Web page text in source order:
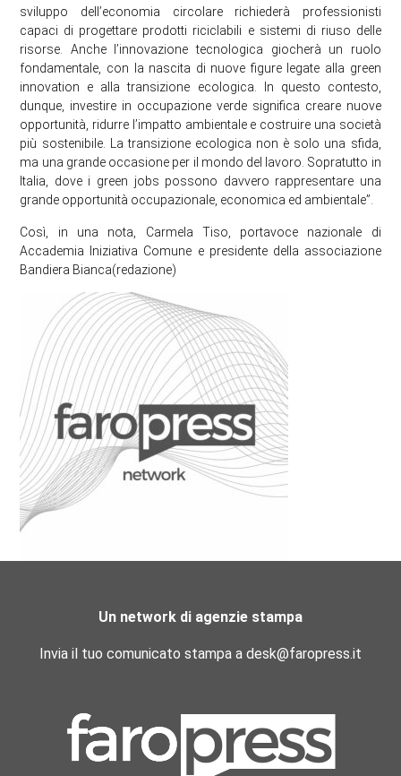
sviluppo dell’economia circolare richiederà professionisti
capaci di progettare prodotti riciclabili e sistemi di riuso delle
risorse. Anche l’innovazione tecnologica giocherà un ruolo
fondamentale, con la nascita di nuove figure legate alla green
innovation e alla transizione ecologica. In questo contesto,
dunque, investire in occupazione verde significa creare nuove
opportunità, ridurre l’impatto ambientale e costruire una società
più sostenibile. La transizione ecologica non è solo una sfida,
ma una grande occasione per il mondo del lavoro. Sopratutto in
Italia, dove i green jobs possono davvero rappresentare una
grande opportunità occupazionale, economica ed ambientale”.
Così, in una nota, Carmela Tiso, portavoce nazionale di
Accademia Iniziativa Comune e presidente della associazione
Bandiera Bianca(redazione)
Un network di agenzie stampa
Invia il tuo comunicato stampa a desk@faropress.it